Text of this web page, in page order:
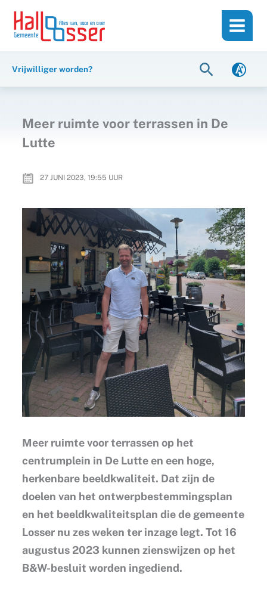
inhoud
naar
Vrijwilliger worden? Zoeken
Meer ruimte voor terrassen in De
Lutte
27 JUNI 2023, 19:55 UUR
Meer ruimte voor terrassen op het
centrumplein in De Lutte en een hoge,
herkenbare beeldkwaliteit. Dat zijn de
doelen van het ontwerpbestemmingsplan
en het beeldkwaliteitsplan die de gemeente
Losser nu zes weken ter inzage legt. Tot 16
augustus 2023 kunnen zienswijzen op het
B&W-besluit worden ingediend.